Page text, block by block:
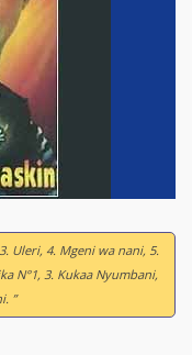
Uleri, 4. Mgeni wa nani, 5.
N°1, 3. Kukaa Nyumbani,
”